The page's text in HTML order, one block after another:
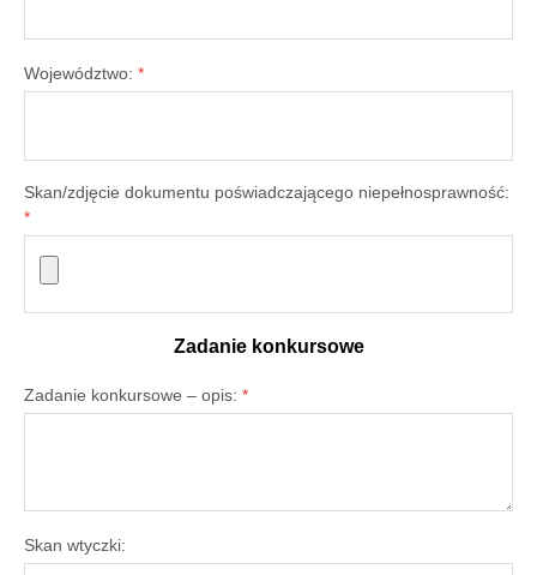
Województwo: *
Skan/zdjęcie dokumentu poświadczającego niepełnosprawność:
*
Zadanie konkursowe
Zadanie konkursowe – opis: *
Skan wtyczki: